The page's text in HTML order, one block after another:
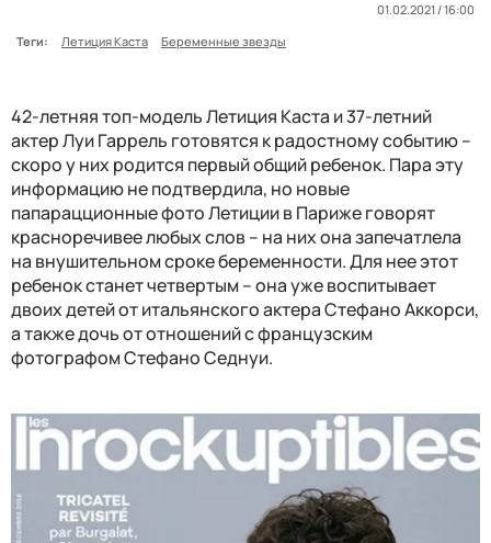
01.02.2021 / 16:00
Теги:
Летиция Каста Беременные звезды
42-летняя топ-модель Летиция Каста и 37-летний
актер Луи Гаррель готовятся к радостному событию –
скоро у них родится первый общий ребенок. Пара эту
информацию не подтвердила, но новые
папарацционные фото Летиции в Париже говорят
красноречивее любых слов – на них она запечатлела
на внушительном сроке беременности. Для нее этот
ребенок станет четвертым – она уже воспитывает
двоих детей от итальянского актера Стефано Аккорси,
а также дочь от отношений с французским
фотографом Стефано Седнуи.